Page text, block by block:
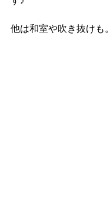
他は和室や吹き抜けも。